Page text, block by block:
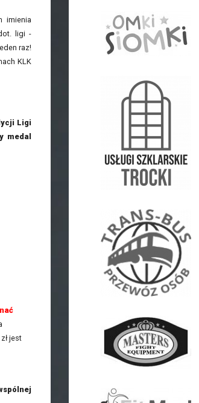
imienia
ligi -
raz!
KLK
Ligi
medal
jest